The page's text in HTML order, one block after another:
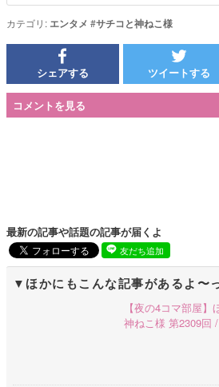
カテゴリ: エンタメ #サチコと神ねこ様
シェアする ツイートする
コメントを見る
最新の記事や話題の記事が届くよ
友だち追加
ほかにもこんな記事があるよ〜
【夜の4コマ部屋
神ねこ様 第2309回